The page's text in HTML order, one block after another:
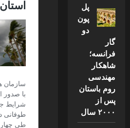
پل
پون
دو
گار
فرانسه؛
شاهکار
مهندسی
روم باستان
پس از
۲۰۰۰ سال